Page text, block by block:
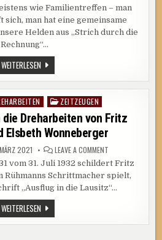
WANN
WEM
IN
WELCHEM
FÜR
FILM-
wie Familientreffen – man
man hat eine gemeinsame
Helden aus „Strich durch die
Rechnung“…
WEITERLESENWER
WANN
MIT
WEM
IN
WELCHEM
FILM
–
FAKTEN
NICHT
NUR
FÜR
FILM-
FREAKS
ZEITZEUGEN
die Dreharbeiten von Fritz
Elsbeth Wonneberger
2021 LEAVE A COMMENT
AN
DREHARBEITEN
VON
FRITZ
WONNEBERGER
vom 31. Juli 1932 schildert Fritz
Rühmanns Schrittmacher spielt,
„Ausflug in die Lausitz“…
WEITERLESENERINNERUNGEN
AN
DIE